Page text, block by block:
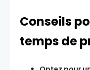
Conseils
temps de